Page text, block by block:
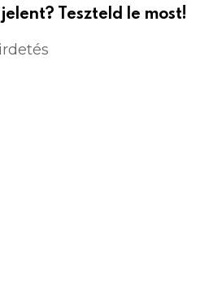
Teszteld le most!